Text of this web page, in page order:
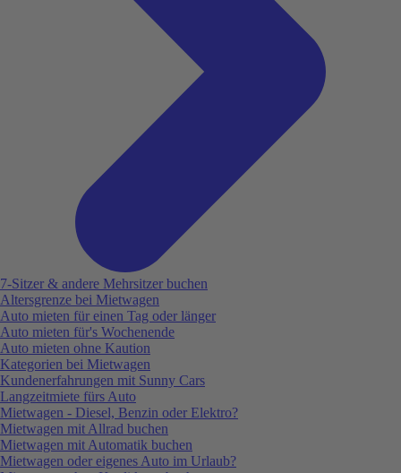
7-Sitzer & andere Mehrsitzer buchen
Altersgrenze bei Mietwagen
Auto mieten für einen Tag oder länger
Auto mieten für's Wochenende
Auto mieten ohne Kaution
Kategorien bei Mietwagen
Kundenerfahrungen mit Sunny Cars
Langzeitmiete fürs Auto
Mietwagen - Diesel, Benzin oder Elektro?
Mietwagen mit Allrad buchen
Mietwagen mit Automatik buchen
Mietwagen oder eigenes Auto im Urlaub?